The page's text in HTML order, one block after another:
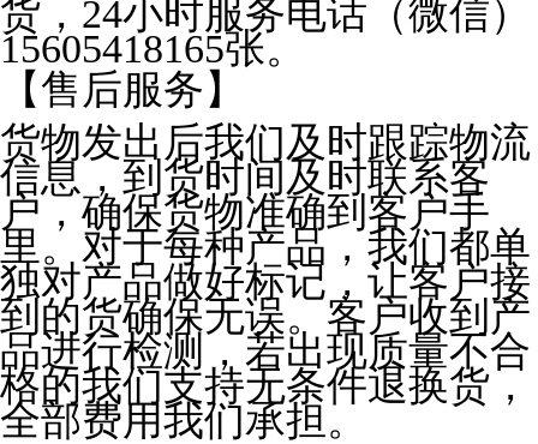
货，24小时服务电话（微信）
15605418165张。
【售后服务】
货物发出后我们及时跟踪物流
信息，到货时间及时联系客
户，确保货物准确到客户手
里。对于每种产品，我们都单
独对产品做好标记，让客户接
到的货确保无误。客户收到产
品进行检测，若出现质量不合
格的我们支持无条件退换货，
全部费用我们承担。